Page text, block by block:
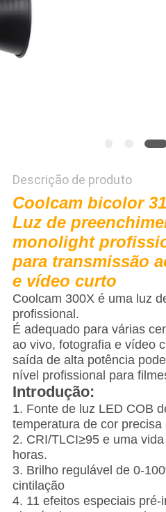
PRIVACY
POLICY
Descrição de produto
Coolcam bicolor
Luz de
monolight
para transmissão
e vídeo curto
Coolcam 300X é uma luz
profissional.
É adequado para várias
ao vivo, fotografia e vídeo
saída de alta potência
nível profissional para
Introdução:
1. Fonte de luz LED COB
temperatura de cor precisa
2. CRI/TLCI≥95 e uma
horas.
3. Brilho regulável de 0-
cintilação
4. 11 efeitos especiais